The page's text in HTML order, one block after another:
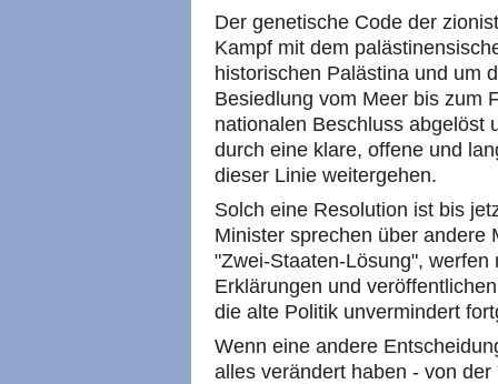
Der genetische Code der
Kampf mit dem
historischen Palästina und um
Besiedlung vom Meer bis zum
nationalen Beschluss abgelöst
durch eine klare, offene und
dieser Linie weitergehen.
Solch eine Resolution ist bis
Minister sprechen über andere
"Zwei-Staaten-Lösung",
Erklärungen und
die alte Politik unvermindert
Wenn eine andere
alles verändert haben - von